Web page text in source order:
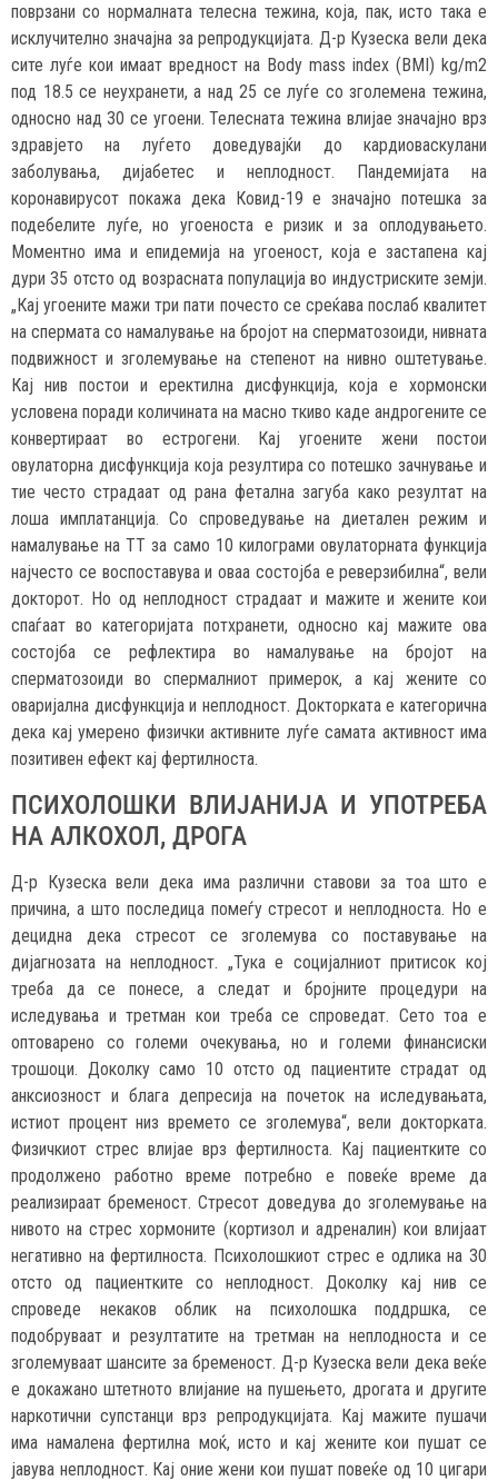
поврзани со нормалната телесна тежина, која, пак, исто така е
исклучително значајна за репродукцијата. Д-р Кузеска вели дека
сите луѓе кои имаат вредност на Body mass index (BMI) kg/m2
под 18.5 се неухранети, a над 25 се луѓе со зголемена тежина,
односно над 30 се угоени. Телесната тежина влијае значајно врз
здравјето на луѓето доведувајќи до кардиоваскулани
заболувања, дијабетес и неплодност. Пандемијата на
коронавирусот покажа дека Ковид-19 е значајно потешка за
подебелите луѓе, но угоеноста е ризик и за оплодувањето.
Моментно има и епидемија на угоеност, која е застапена кај
дури 35 отсто од возрасната популација во индустриските земји.
„Кај угоените мажи три пати почесто се среќава послаб квалитет
на спермата со намалување на бројот на сперматозоиди, нивната
подвижност и зголемување на степенот на нивно оштетување.
Кај нив постои и еректилна дисфункција, која е хормонски
условена поради количината на масно ткиво каде андрогените се
конвертираат во естрогени. Кај угоените жени постои
овулаторна дисфункција која резултира со потешко зачнување и
тие често страдаат од рана фетална загуба како резултат на
лоша имплатанција. Со спроведување на диетален режим и
намалување на ТТ за само 10 килограми овулаторната функција
најчесто се воспоставува и оваа состојба е реверзибилна“, вели
докторот. Но од неплодност страдаат и мажите и жените кои
спаѓаат во категоријата потхранети, односно кај мажите ова
состојба се рефлектира во намалување на бројот на
сперматозоиди во спермалниот примерок, а кај жените со
оваријална дисфункција и неплодност. Докторката е категорична
дека кај умерено физички активните луѓе самата активност има
позитивен ефект кај фертилноста.
ПСИХОЛОШКИ ВЛИЈАНИЈА И УПОТРЕБА
НА АЛКОХОЛ, ДРОГА
Д-р Кузеска вели дека има различни ставови за тоа што е
причина, а што последица помеѓу стресот и неплодноста. Но е
децидна дека стресот се зголемува со поставување на
дијагнозата на неплодност. „Тука е социјалниот притисок кој
треба да се понесе, а следат и бројните процедури на
иследувања и третман кои треба се спроведат. Сето тоа е
оптоварено со големи очекувања, но и големи финансиски
трошоци. Доколку само 10 отсто од пациентите страдат од
анксиозност и блага депресија на почеток на иследувањата,
истиот процент низ времето се зголемува“, вели докторката.
Физичкиот стрес влијае врз фертилноста. Кај пациентките со
продолжено работно време потребно е повеќе време да
реализираат бременост. Стресот доведува до зголемување на
нивото на стрес хормоните (кортизол и адреналин) кои влијаат
негативно на фертилноста. Психолошкиот стрес е одлика на 30
отсто од пациентките со неплодност. Доколку кај нив се
спроведе некаков облик на психолошка поддршка, се
подобруваат и резултатите на третман на неплодноста и се
зголемуваат шансите за бременост. Д-р Кузеска вели дека веќе
е докажано штетното влијание на пушењето, дрогата и другите
наркотични супстанци врз репродукцијата. Кај мажите пушачи
има намалена фертилна моќ, исто и кај жените кои пушат се
јавува неплодност. Кај оние жени кои пушат повеќе од 10 цигари